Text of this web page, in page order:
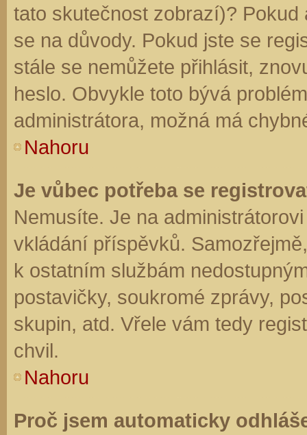
tato skutečnost zobrazí)?
se na důvody. Pokud jste se
stále se nemůžete přihlásit,
heslo. Obvykle toto bývá
administrátora, možná má
Nahoru
Je vůbec potřeba se
Nemusíte. Je na
vkládání příspěvků.
k ostatním službám
postavičky, soukromé zprávy,
skupin, atd. Vřele vám tedy
chvil.
Nahoru
Proč jsem automaticky